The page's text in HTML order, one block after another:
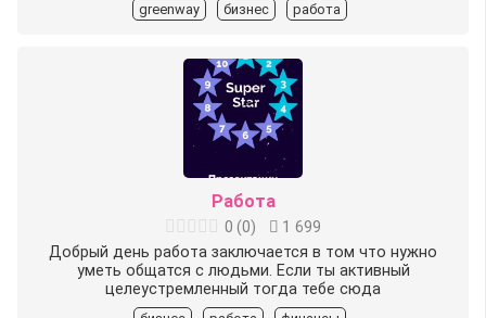
greenway бизнес работа
Работа
0 (0)
1 699
Добрый день работа заключается в том что нужно
уметь общатся с людьми. Если ты активный
целеустремленный тогда тебе сюда